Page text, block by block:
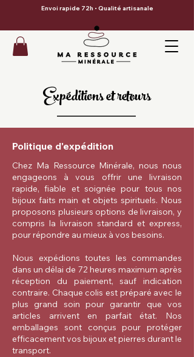
Envoi rapide 72h • Qualité artisanale
Expéditions et retours
Politique d'expédition
Chez Ma Ressource Minérale, nous nous
engageons à vous offrir une livraison
rapide, fiable et soignée pour tous nos
bijoux faits main et objets spirituels. Nous
proposons plusieurs options de livraison, y
compris la livraison standard et express,
pour répondre au mieux à vos besoins.
Nous expédions toutes les commandes
dans un délai de 72 heures maximum après
réception du paiement, sauf indication
contraire. Chaque colis est préparé avec le
plus grand soin pour garantir que vos
articles arrivent en parfait état. Nos
emballages sont conçus pour protéger
efficacement vos bijoux et pierres durant le
transport.